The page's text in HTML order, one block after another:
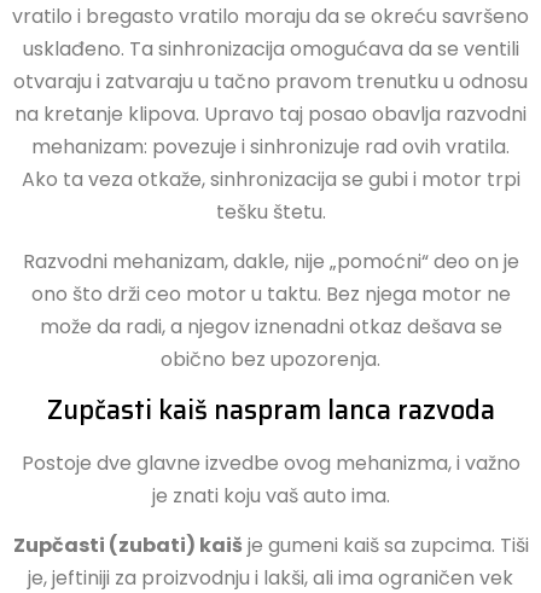
vratilo i bregasto vratilo moraju da se okreću savršeno
usklađeno. Ta sinhronizacija omogućava da se ventili
otvaraju i zatvaraju u tačno pravom trenutku u odnosu
na kretanje klipova. Upravo taj posao obavlja razvodni
mehanizam: povezuje i sinhronizuje rad ovih vratila.
Ako ta veza otkaže, sinhronizacija se gubi i motor trpi
tešku štetu.
Razvodni mehanizam, dakle, nije „pomoćni“ deo on je
ono što drži ceo motor u taktu. Bez njega motor ne
može da radi, a njegov iznenadni otkaz dešava se
obično bez upozorenja.
Zupčasti kaiš naspram lanca razvoda
Postoje dve glavne izvedbe ovog mehanizma, i važno
je znati koju vaš auto ima.
Zupčasti (zubati) kaišje gumeni kaiš sa zupcima. Tiši
je, jeftiniji za proizvodnju i lakši, ali ima ograničen vek